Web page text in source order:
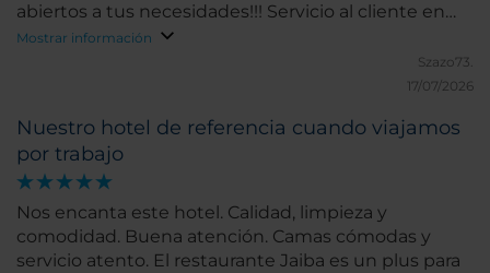
abiertos a tus necesidades!!! Servicio al cliente en
mayúsculas.
Mostrar información
Szazo73.
17/07/2026
Nuestro hotel de referencia cuando viajamos
por trabajo
Nos encanta este hotel. Calidad, limpieza y
comodidad. Buena atención. Camas cómodas y
servicio atento. El restaurante Jaiba es un plus para